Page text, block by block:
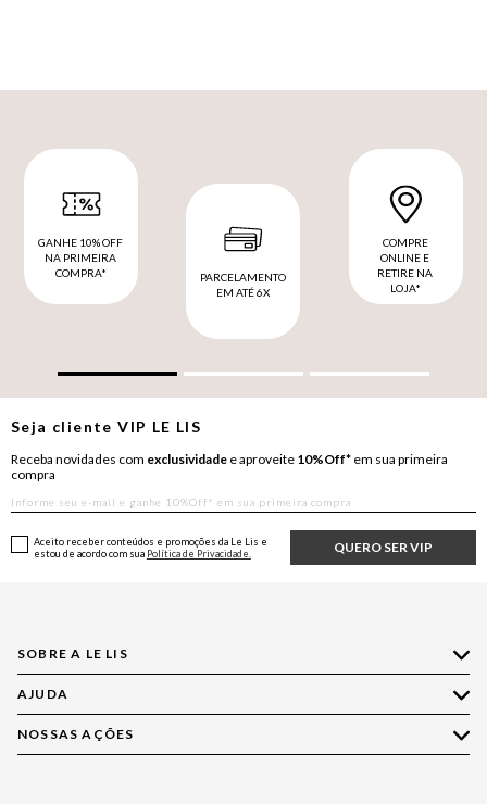
GANHE 10% OFF
NA PRIMEIRA
COMPRA*
PARCELAMENTO
EM ATÉ 6X
COMPRE
ONLINE E
RETIRE NA
LOJA*
Seja clienteVIP LE LIS
Receba novidades com exclusividade e aproveite 10%Off* em sua primeira
compra
QUERO SER VIP
Aceito receber conteúdos e promoções da Le Lis e
estou de acordo com sua Política de Privacidade.
SOBRE A LE LIS
Quem Somos
Nossas Lojas
Política de Privacidade
AJUDA
Compre pelo WhatsApp
NOSSAS AÇÕES